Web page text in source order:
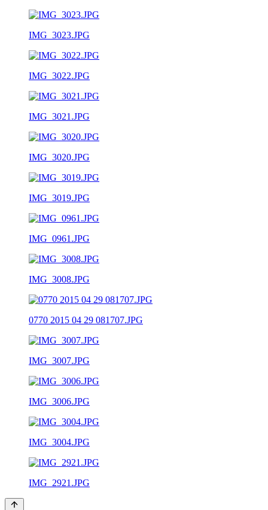
IMG_3023.JPG
IMG_3022.JPG
IMG_3021.JPG
IMG_3020.JPG
IMG_3019.JPG
IMG_0961.JPG
IMG_3008.JPG
0770 2015 04 29 081707.JPG
IMG_3007.JPG
IMG_3006.JPG
IMG_3004.JPG
IMG_2921.JPG